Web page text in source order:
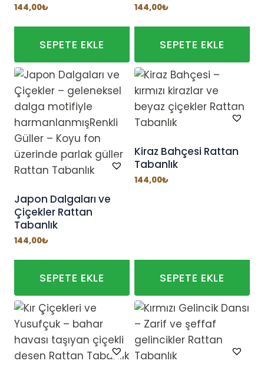
144,00₺
SEPETE EKLE
144,00₺
SEPETE EKLE
Japon Dalgaları ve
Çiçekler Rattan
Tabanlık
144,00₺
SEPETE EKLE
Kiraz Bahçesi Rattan
Tabanlık
144,00₺
SEPETE EKLE